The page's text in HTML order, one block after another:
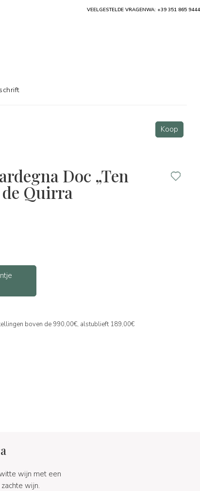
Koop
Doc „Ten
Quirra
boven de 990,00€, alstublieft 189,00€
wijn met een
wijn.
VEELGESTELDE VRAGENWA: +39 351 865 9444